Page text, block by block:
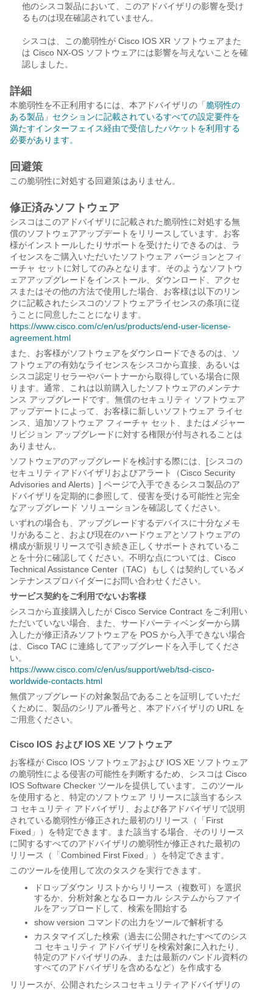
他のシスコ製品において、このアドバイザリの影響を受け
るものは現在確認されていません。
シスコは、この脆弱性が Cisco IOS XR ソフトウェアまた
は Cisco NX-OS ソフトウェアには影響を与えないことを確
認しました。
詳細
本脆弱性を不正利用するには、本アドバイザリの「 脆弱性の
ある製品」セクションに記載されているすべての設定要件を
満たすインターフェイス経由で受信したパケットを利用する
必要があります。
回避策
この脆弱性に対処する回避策はありません。
修正済みソフトウェア
シスコはこのアドバイザリに記載された脆弱性に対処する無
償のソフトウェアアップデートをリリースしています。お客
様がインストールしたりサポートを受けたりできるのは、ラ
イセンスをご購入いただいたソフトウェア バージョンとフィ
ーチャ セットに対してのみとなります。そのようなソフトウ
ェアアップグレードをインストール、ダウンロード、アクセ
スまたはその他の方法で使用した場合、お客様は以下のリン
クに記載されたシスコのソフトウェアライセンスの条項に従
うことに同意したことになります。
https://www.cisco.com/c/en/us/products/end-user-license-
agreement.html
また、お客様がソフトウェアをダウンロードできるのは、ソ
フトウェアの有効なライセンスをシスコから直接、あるいは
シスコ認定リセラーやパートナーから取得している場合に限
ります。通常、これは以前購入したソフトウェアのメンテナ
ンス アップグレードです。無償のセキュリティ ソフトウェア
アップデートによって、お客様に新しいソフトウェア ライセ
ンス、追加ソフトウェア フィーチャ セット、またはメジャー
リビジョン アップグレードに対する権限が付与されることは
ありません。
ソフトウェアのアップグレードを検討する際には、[シスコの
セキュリティアドバイザリおよびアラート（Cisco Security
Advisories and Alerts）] ページで入手できるシスコ製品のア
ドバイザリを定期的に参照して、侵害を受ける可能性と完全
なアップグレード ソリューションを確認してください。
いずれの場合も、アップグレードするデバイスに十分なメモ
リがあること、および現在のハードウェアとソフトウェアの
構成が新規リリースで引き続き正しくサポートされているこ
とを十分に確認してください。不明な点については、Cisco
Technical Assistance Center（TAC）もしくは契約しているメ
ンテナンスプロバイダーにお問い合わせください。
サービス契約をご利用でないお客様
シスコから直接購入したが Cisco Service Contract をご利用い
ただいていない場合、また、サードパーティベンダーから購
入したが修正済みソフトウェアを POS から入手できない場合
は、Cisco TAC に連絡してアップグレードを入手してくださ
い。
https://www.cisco.com/c/en/us/support/web/tsd-cisco-
worldwide-contacts.html
無償アップグレードの対象製品であることを証明していただ
くために、製品のシリアル番号と、本アドバイザリの URL を
ご用意ください。
Cisco IOS および IOS XE ソフトウェア
お客様が Cisco IOS ソフトウェアおよび IOS XE ソフトウェア
の脆弱性による侵害の可能性を判断するため、シスコは Cisco
IOS Software Checker ツールを提供しています。このツール
を使用すると、特定のソフトウェア リリースに該当するシス
コ セキュリティ アドバイザリ、および各アドバイザリで説明
されている脆弱性が修正された最初のリリース（「First
Fixed」）を特定できます。また該当する場合、そのリリース
に関するすべてのアドバイザリの脆弱性が修正された最初の
リリース（「Combined First Fixed」）を特定できます。
このツールを使用して次のタスクを実行できます。
ドロップダウン リストからリリース（複数可）を選択
するか、分析対象となるローカル システムからファイ
ルをアップロードして、検索を開始する
show version コマンドの出力をツールで解析する
カスタマイズした検索（過去に公開されたすべてのシス
コ セキュリティ アドバイザリを検索対象に入れたり、
特定のアドバイザリのみ、または最新のバンドル資料の
すべてのアドバイザリを含めるなど）を作成する
リリースが、公開されたシスコセキュリティアドバイザリの